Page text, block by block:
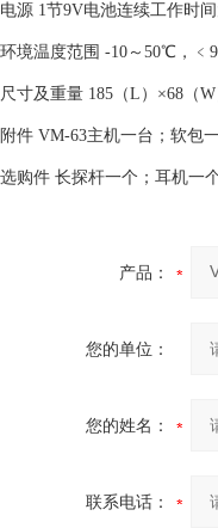
电源 1节9V电池连续工作时
环境温度范围 -10～50℃，
尺寸及重量 185（L）×68（
附件 VM-63主机一台；软包
选购件 长探杆一个；耳机一
产品：
您的单位：
您的姓名：
联系电话：